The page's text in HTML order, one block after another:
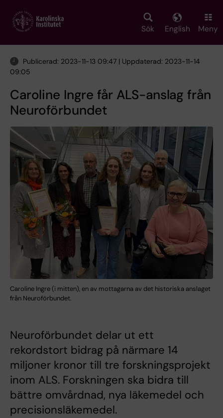
main
Sök English Meny
Publicerad: 2023-11-13 09:47 | Uppdaterad: 2023-11-14
09:05
Caroline Ingre får ALS-anslag från
Neuroförbundet
Caroline Ingre (i mitten), en av mottagarna av det historiska anslaget
från Neuroförbundet.
Neuroförbundet delar ut ett
rekordstort bidrag på närmare 14
miljoner kronor till tre forskningsprojekt
inom ALS. Forskningen ska bidra till
bättre omvårdnad, nya läkemedel och
precisionsläkemedel.